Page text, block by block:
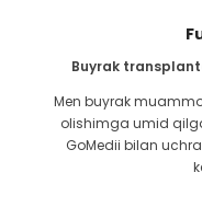
Buyrak
Men buyrak
olishimga umid
GoMedii bilan